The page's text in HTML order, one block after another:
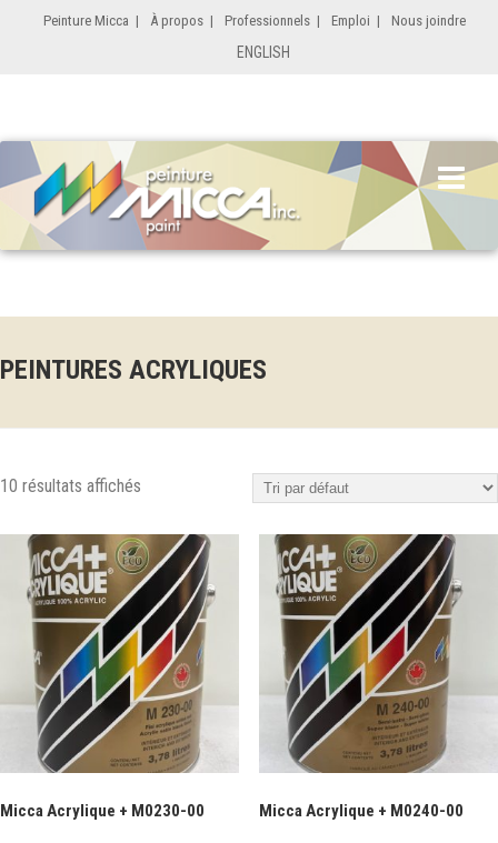
Peinture Micca | À propos | Professionnels | Emploi | Nous joindre
ENGLISH
PEINTURES ACRYLIQUES
10 résultats affichés
Micca Acrylique + M0230-00 Micca Acrylique + M0240-00